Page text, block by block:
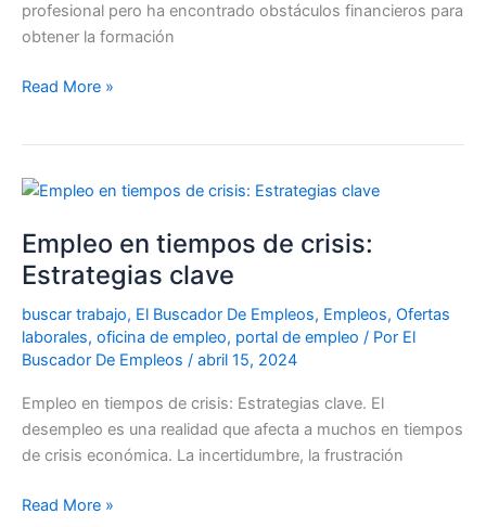
profesional pero ha encontrado obstáculos financieros para
obtener la formación
Read More »
Empleo en tiempos de crisis:
Estrategias clave
buscar trabajo, El Buscador De Empleos, Empleos, Ofertas
laborales, oficina de empleo, portal de empleo / Por El
Buscador De Empleos / abril 15, 2024
Empleo en tiempos de crisis: Estrategias clave. El
desempleo es una realidad que afecta a muchos en tiempos
de crisis económica. La incertidumbre, la frustración
Empleo
tiempos
de
Estrategias
clave
Read More »